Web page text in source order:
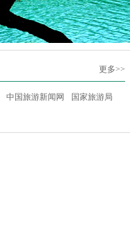
更多>>
中国旅游新闻网
国家旅游局